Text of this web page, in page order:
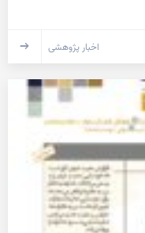
اخبار پژوهشی